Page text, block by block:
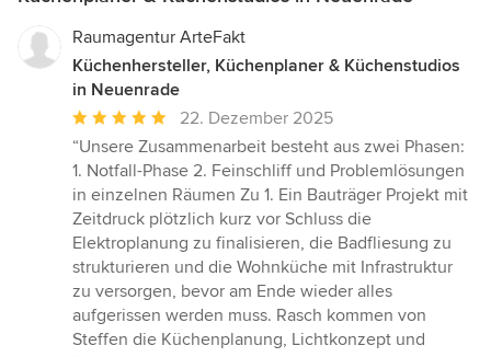
Raumagentur ArteFakt
Küchenhersteller, Küchenplaner & Küchenstudios
in Neuenrade
Durchschnittliche
Bewertung:
5
von
5
Sternen
22. Dezember 2025
“Unsere Zusammenarbeit besteht aus zwei Phasen:
1. Notfall-Phase 2. Feinschliff und Problemlösungen
in einzelnen Räumen Zu 1. Ein Bauträger Projekt mit
Zeitdruck plötzlich kurz vor Schluss die
Elektroplanung zu finalisieren, die Badfliesung zu
strukturieren und die Wohnküche mit Infrastruktur
zu versorgen, bevor am Ende wieder alles
aufgerissen werden muss. Rasch kommen von
Steffen die Küchenplanung, Lichtkonzept und